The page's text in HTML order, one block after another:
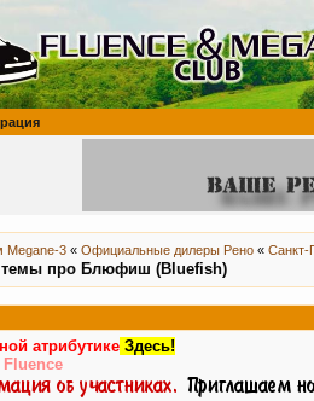
Megane-3 « Официальные дилеры Рено « Санкт-
темы про Блюфиш (Bluefish)
атрибутике Здесь!